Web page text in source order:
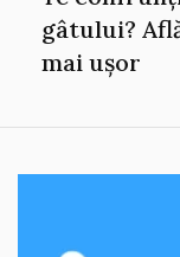
gâtului?
mai ușor